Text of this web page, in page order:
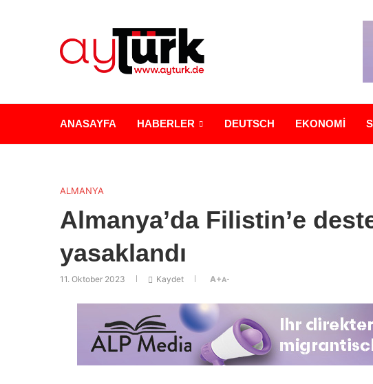
ANASAYFA HABERLER DEUTSCH EKONOMİ
ALMANYA
Almanya’da Filistin’e
yasaklandı
11. Oktober 2023 Kaydet A+A-